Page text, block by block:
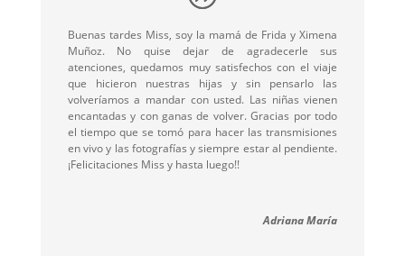
Buenas tardes Miss, soy la mamá de Frida y Ximena
Muñoz. No quise dejar de agradecerle sus
atenciones, quedamos muy satisfechos con el viaje
que hicieron nuestras hijas y sin pensarlo las
volveríamos a mandar con usted. Las niñas vienen
encantadas y con ganas de volver. Gracias por todo
el tiempo que se tomó para hacer las transmisiones
en vivo y las fotografías y siempre estar al pendiente.
¡Felicitaciones Miss y hasta luego!!
Adriana María